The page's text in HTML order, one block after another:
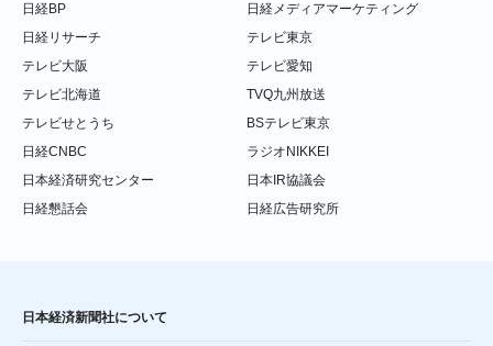
日経BP
日経メディアマーケティング
日経リサーチ
テレビ東京
テレビ大阪
テレビ愛知
テレビ北海道
TVQ九州放送
テレビせとうち
BSテレビ東京
日経CNBC
ラジオNIKKEI
日本経済研究センター
日本IR協議会
日経懇話会
日経広告研究所
日本経済新聞社について